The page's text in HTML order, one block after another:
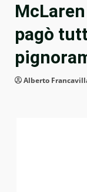
pagò
Alberto